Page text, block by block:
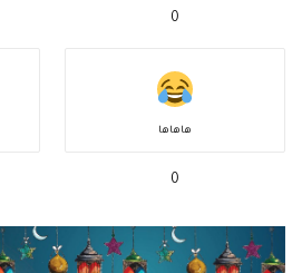
0
هاهاها
0